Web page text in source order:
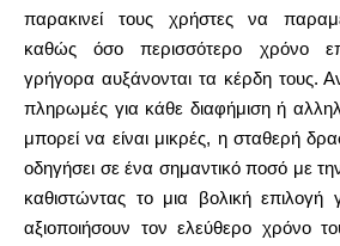
παρακινεί τους χρήστες να
καθώς όσο περισσότερο χρόνο
γρήγορα αυξάνονται τα κέρδη τους.
πληρωμές για κάθε διαφήμιση ή
μπορεί να είναι μικρές, η σταθερή
οδηγήσει σε ένα σημαντικό ποσό με
καθιστώντας το μια βολική επιλογή
αξιοποιήσουν τον ελεύθερο χρόνο